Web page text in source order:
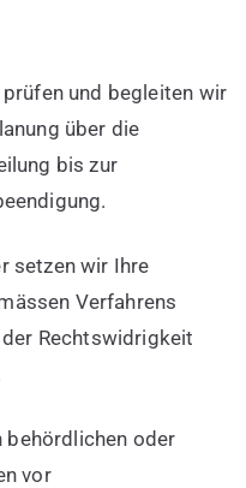
und begleiten wir
über die
bis zur
setzen wir Ihre
Verfahrens
Rechtswidrigkeit
behördlichen oder
vor